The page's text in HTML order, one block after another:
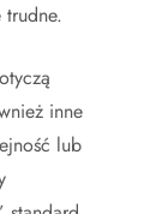
inne
lub